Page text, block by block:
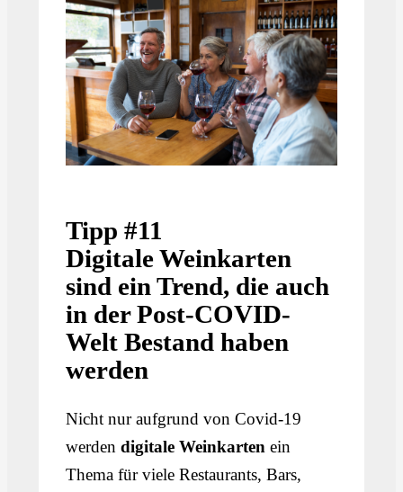
Tipp #11
Digitale Weinkarten
sind ein Trend, die auch
in der Post-COVID-
Welt Bestand haben
werden
Nicht nur aufgrund von Covid-19
werdendigitale Weinkarten ein
Thema für viele Restaurants, Bars,